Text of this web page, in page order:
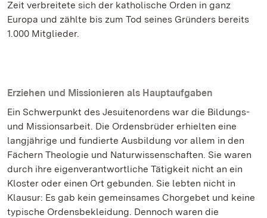
Zeit verbreitete sich der katholische Orden in ganz
Europa und zählte bis zum Tod seines Gründers bereits
1.000 Mitglieder.
Erziehen und Missionieren als Hauptaufgaben
Ein Schwerpunkt des Jesuitenordens war die Bildungs-
und Missionsarbeit. Die Ordensbrüder erhielten eine
langjährige und fundierte Ausbildung vor allem in den
Fächern Theologie und Naturwissenschaften. Sie waren
durch ihre eigenverantwortliche Tätigkeit nicht an ein
Kloster oder einen Ort gebunden. Sie lebten nicht in
Klausur: Es gab kein gemeinsames Chorgebet und keine
typische Ordensbekleidung. Dennoch waren die